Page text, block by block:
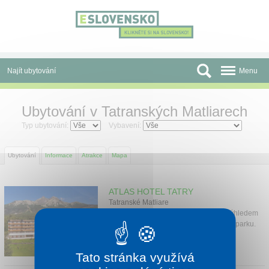
Najít ubytování
Slevy a Last Minute
Před cestou
Atrakce
Menu
Ubytování v Tatranských Matliarech
Typ ubytování: Vybavení:
Ubytování Informace Atrakce Mapa
ATLAS HOTEL TATRY
Tatranské Matliare
Správné místo pro pobyt v Tatrách s výhledem
na majestátní štíty a přírodu národního parku.
1 noc od 1 250 Kč
Tato stránka využívá